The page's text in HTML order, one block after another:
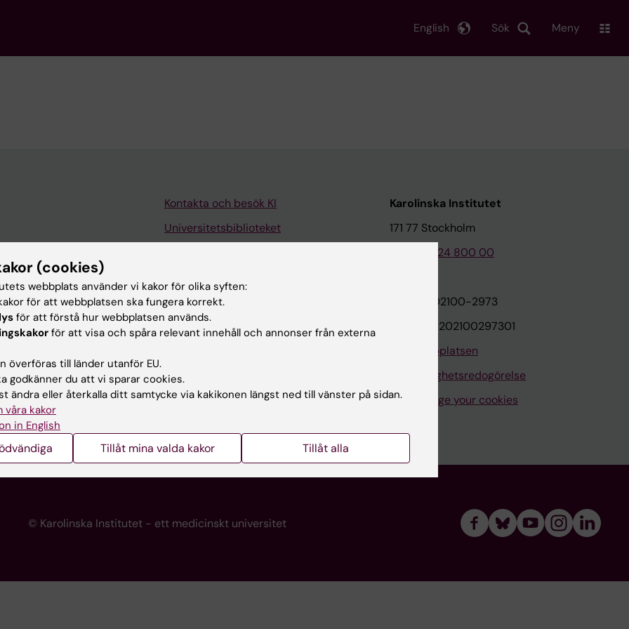
Sök
English Meny
Kontakta och besök KI
Universitetsbiblioteket
Karolinska Institutet Innovation
Kontakta presstjänsten
Karolinska Institutet
171 77 Stockholm
Tel: 08-524 800 00
Org.nr: 202100-2973
VAT.nr: SE202100297301
Om webbplatsen
Tillgänglighetsredogörelse
Manage your cookies
© Karolinska Institutet - ett medicinskt universitet
(cookies)
webbplats använder vi kakor för olika syften:
för att webbplatsen ska fungera korrekt.
för att förstå hur webbplatsen används.
för att visa och spåra relevant innehåll och annonser från externa
överföras till länder utanför EU.
godkänner du att vi sparar cookies.
ändra eller återkalla ditt samtycke via kakikonen längst ned till vänster på sidan.
våra kakor
in English
Tillåt mina valda kakor Tillåt alla